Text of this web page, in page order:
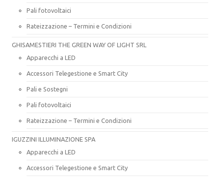
Pali fotovoltaici
Rateizzazione – Termini e Condizioni
GHISAMESTIERI THE GREEN WAY OF LIGHT SRL
Apparecchi a LED
Accessori Telegestione e Smart City
Pali e Sostegni
Pali fotovoltaici
Rateizzazione – Termini e Condizioni
IGUZZINI ILLUMINAZIONE SPA
Apparecchi a LED
Accessori Telegestione e Smart City